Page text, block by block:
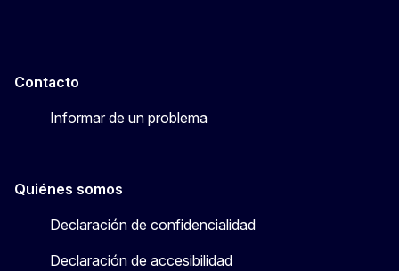
Contacto
Informar de un problema
Quiénes somos
Declaración de confidencialidad
Declaración de accesibilidad